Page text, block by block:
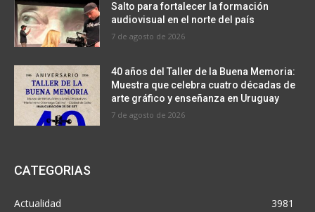
Salto para fortalecer la formación
audiovisual en el norte del país
7 de agosto de 2026
40 años del Taller de la Buena Memoria:
Muestra que celebra cuatro décadas de
arte gráfico y enseñanza en Uruguay
7 de agosto de 2026
CATEGORIAS
Actualidad
3981